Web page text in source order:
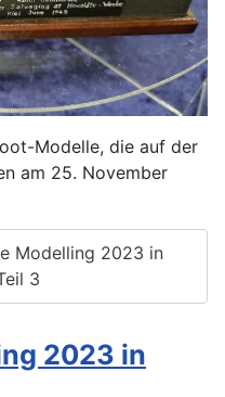
Modelle, die auf der
am 25. November
Modelling 2023 in
3
2023 in